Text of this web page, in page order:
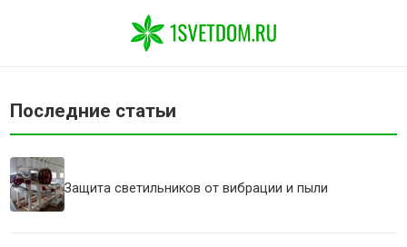
Последние статьи
Защита светильников от вибрации и пыли